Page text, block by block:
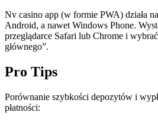
Nv casino app (w formie PWA) działa
Android, a nawet Windows Phone.
przeglądarce Safari lub Chrome i
głównego”.
Pro Tips
Porównanie szybkości depozytów i
płatności: